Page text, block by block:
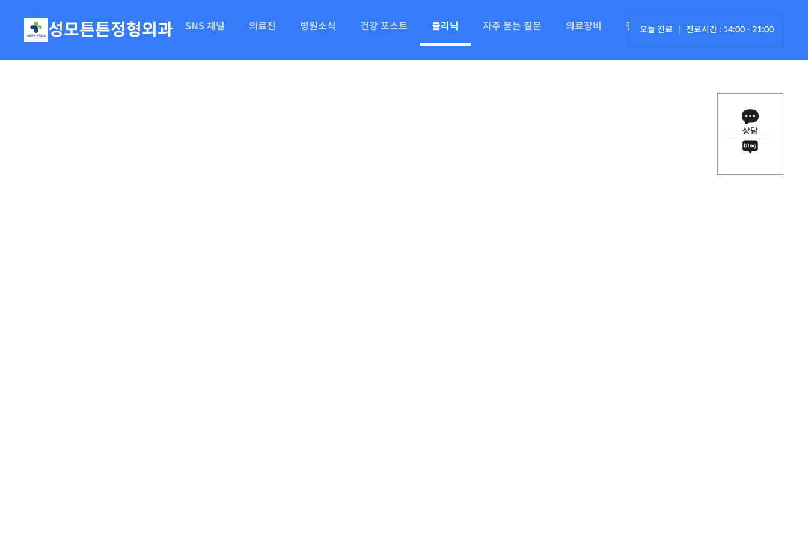
성모튼튼정형외과 SNS 채널 의료진 병원소식 건강 포스트 클리닉 자주 묻는 질문 의료장비 갤러리 오시는 길
오늘 진료 진료시간 : 14:00 - 21:00
상담